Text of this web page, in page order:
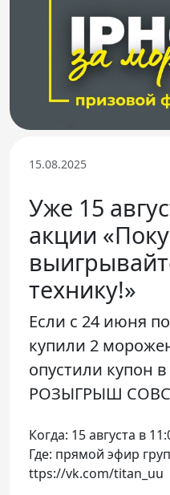
Версия для
8 (3012)
15.08.2025
Уже 15
акции
технику!»
Если с 24 июня
купили 2
опустили купон
РОЗЫГРЫШ
Когда: 15 августа в
Где: прямой эфир
ttps://vk.com/titan_uu